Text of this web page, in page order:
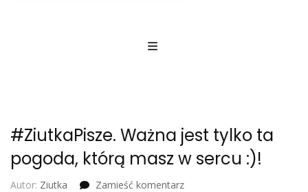
#ZiutkaPisze. Ważna jest tylko ta
pogoda, którą masz w sercu :)!
Autor: Ziutka Zamieść komentarzwe